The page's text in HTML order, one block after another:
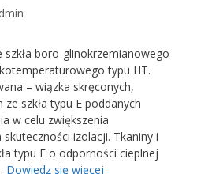
boro-glinokrzemianowego
typu HT.
– wiązka skręconych,
ze szkła typu E poddanych
w celu zwiększenia
izolacji. Tkaniny i
typu E o odporności cieplnej
Dowiedz się więcej